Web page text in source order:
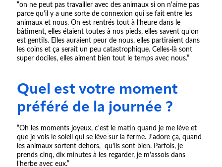
“on ne peut pas travailler avec des animaux si on n'aime pas
parce qu'il y a une sorte de connexion qui se fait entre les
animaux et nous. On est rentrés tout à l’heure dans le
bâtiment, elles étaient toutes à nos pieds, elles savent qu'on
est gentils. Elles auraient peur de nous, elles partiraient dans
les coins et ça serait un peu catastrophique. Celles-là sont
super dociles, elles aiment bien tout le temps avec nous.”
Quel est votre moment
préféré de la journée ?
“Oh les moments joyeux, c'est le matin quand je me lève et
que je vois le soleil qui se lève sur la ferme. J'adore ça, quand
les animaux sortent dehors, qu’ils sont bien. Parfois, je
prends cinq, dix minutes à les regarder, je m'assois dans
l'herbe avec eux.”